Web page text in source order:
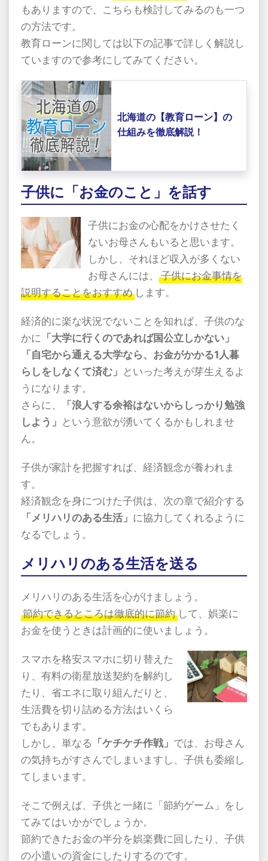
もありますので、こちらも検討してみるのも一つ
の方法です。
教育ローンに関しては以下の記事で詳しく解説し
ていますので参考にしてみてください。
北海道の【教育ローン】の
仕組みを徹底解説！
子供に「お金のこと」を話す
子供にお金の心配をかけさせたく
ないお母さんもいると思います。
しかし、それほど収入が多くない
お母さんには、
子供にお金事情を
説明することをおすすめ します。
経済的に楽な状況でないことを知れば、子供のな
かに 「大学に行くのであれば国公立しかない」
「自宅から通える大学なら、お金がかかる1人暮
らしをしなくて済む」 といった考えが芽生えるよ
うになります。
さらに、
「浪人する余裕はないからしっかり勉強
しよう」 という意欲が湧いてくるかもしれませ
ん。
子供が家計を把握すれば、経済観念が養われま
す。
経済観念を身につけた子供は、次の章で紹介する
「メリハリのある生活」 に協力してくれるように
なるでしょう。
メリハリのある生活を送る
メリハリのある生活を心がけましょう。
節約できるところは徹底的に節約して、娯楽に
お金を使うときは計画的に使いましょう。
スマホを格安スマホに切り替えた
り、有料の衛星放送契約を解約し
たり、省エネに取り組んだりと、
生活費を切り詰める方法はいくら
でもあります。
しかし、単なる 「ケチケチ作戦」 では、お母さん
の気持ちがすさんでしまいますし、子供も委縮し
てしまいます。
そこで例えば、子供と一緒に「節約ゲーム」をし
てみてはいかがでしょうか。
節約できたお金の半分を娯楽費に回したり、子供
の小遣いの資金にしたりするのです。